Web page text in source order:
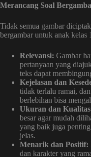
Merancang Soal
Tidak semua gambar
bergambar untuk anak kelas
Relevansi: Gambar
pertanyaan yang
teks dapat
Kejelasan dan
tidak terlalu ramai,
berlebihan bisa
Ukuran dan
besar agar mudah
yang baik juga
jelas.
Menarik dan Positif:
dan karakter yang